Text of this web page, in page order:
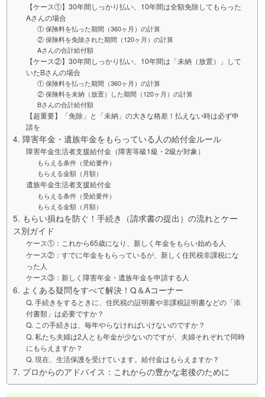
【ケース①】30年間しっかり払い、10年間は全額免除してもらった
Aさんの場合
① 保険料を払った期間（360ヶ月）の計算
② 保険料を免除された期間（120ヶ月）の計算
Aさんの合計給付額
【ケース②】30年間しっかり払い、10年間は「未納（放置）」して
いたBさんの場合
① 保険料を払った期間（360ヶ月）の計算
② 保険料を未納（放置）した期間（120ヶ月）の計算
Bさんの合計給付額
【超重要】「免除」と「未納」の大きな格差！払えない時は必ず申
請を
4. 障害年金・遺族年金をもらっている人の給付金ルール
障害年金生活者支援給付金（障害等級1級・2級が対象）
もらえる条件（受給要件）
もらえる金額（月額）
遺族年金生活者支援給付金
もらえる条件（受給要件）
もらえる金額（月額）
5. もらい損ねを防ぐ！手続き（請求書の提出）の流れとケー
ス別ガイド
ケース①：これから65歳になり、新しく年金をもらい始める人
ケース②：すでに年金をもらっているが、新しく住民税非課税にな
った人
ケース③：新しく障害年金・遺族年金を申請する人
6. よくある疑問をすべて解決！Q＆Aコーナー
Q. 手続きをするときに、住民税の証明書や非課税証明書などの「添
付書類」は必要ですか？
Q. この手続きは、毎年やらなければいけないのですか？
Q. 私たち夫婦は2人とも年金が少ないのですが、夫婦それぞれで同時
にもらえますか？
Q. 現在、生活保護を受けています。給付金はもらえますか？
7. プロからのアドバイス：これからの豊かな老後のために